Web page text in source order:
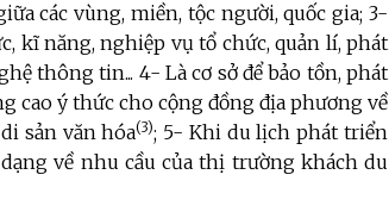
các vùng, miền, tộc người, quốc gia; 3-
kĩ năng, nghiệp vụ tổ chức, quản lí, phát
thông tin... 4- Là cơ sở để bảo tồn, phát
cao ý thức cho cộng đồng địa phương về
sản văn hóa(3); 5- Khi du lịch phát triển
về nhu cầu của thị trường khách du